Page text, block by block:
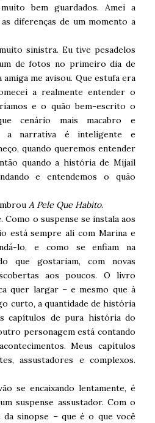
bem guardados. Amei a
diferenças de um momento a
sinistra. Eu tive pesadelos
de fotos no primeiro dia de
me avisou. Que estufa era
a realmente entender o
e o quão bem-escrito o
cenário mais macabro e
a narrativa é inteligente e
quando queremos entender
quando a história de Mijail
e entendemos o quão
A Pele Que Habito.
o suspense se instala aos
está sempre ali com Marina e
lo, e como se enfiam na
que gostariam, com novas
aos poucos. O livro
quer largar – e mesmo que à
curto, a quantidade de história
capítulos de pura história do
personagem está contando
Meus capítulos
assustadores e complexos.
se encaixando lentamente, é
suspense assustador. Com o
da sinopse – que é o que você